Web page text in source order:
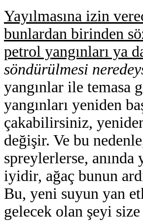
Yayılmasına izin
bunlardan birinden
petrol yangınları ya
söndürülmesi
yangınlar ile temasa
yangınları yeniden
çakabilirsiniz,
değişir. Ve bu
spreylerlerse, anında
iyidir, ağaç bunun
Bu, yeni suyun yan
gelecek olan şeyi